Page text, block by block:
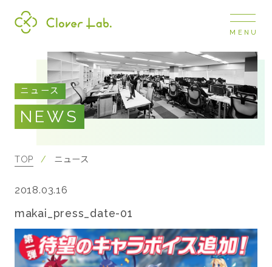
COMPANY
企業情報
ナビ
事業展開
RECRUIT
採用情報
NEWS
MENU
ニュース
NEWS
TOP ニュース
makai_press_date-01
2018.03.16